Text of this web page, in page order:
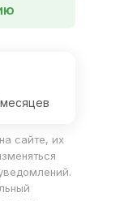
сайте, их